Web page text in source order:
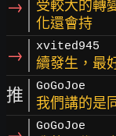
→
受較大的轉
化還會持
→ xvited945
續發生，最
推 GoGoJoe
我們講的是
GoGoJoe